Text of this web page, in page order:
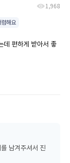
1,968
렴해요
데 편하게 받아서 좋
남겨주셔서 진